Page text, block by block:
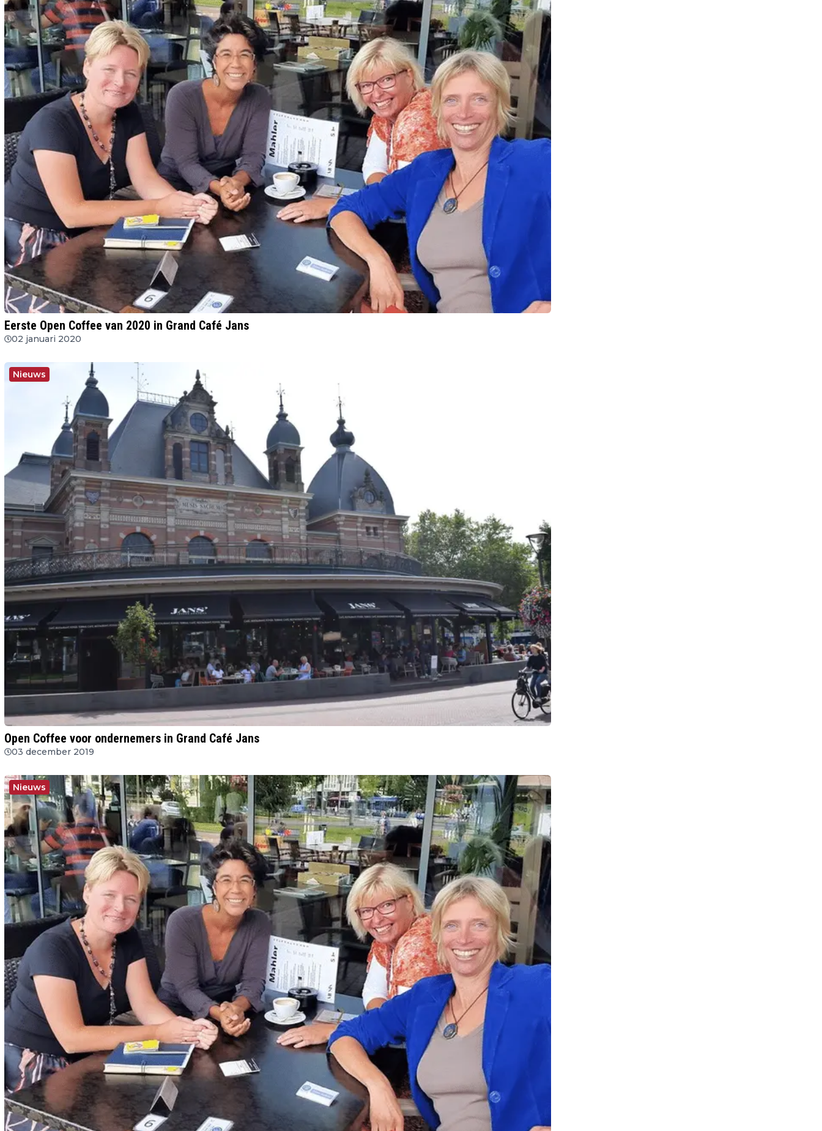
Eerste Open Coffee van 2020 in Grand Café Jans
02 januari 2020
Nieuws
Open Coffee voor ondernemers in Grand Café Jans
03 december 2019
Nieuws